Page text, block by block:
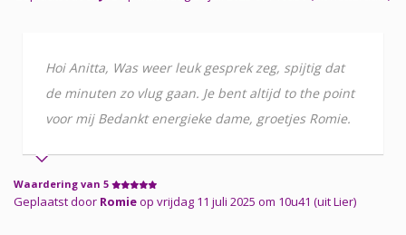
Hoi Anitta, Was weer leuk gesprek zeg, spijtig dat
de minuten zo vlug gaan. Je bent altijd to the point
voor mij Bedankt energieke dame, groetjes Romie.
Waardering van 5
Geplaatst door Romieop vrijdag 11 juli 2025 om 10u41 (uit Lier)